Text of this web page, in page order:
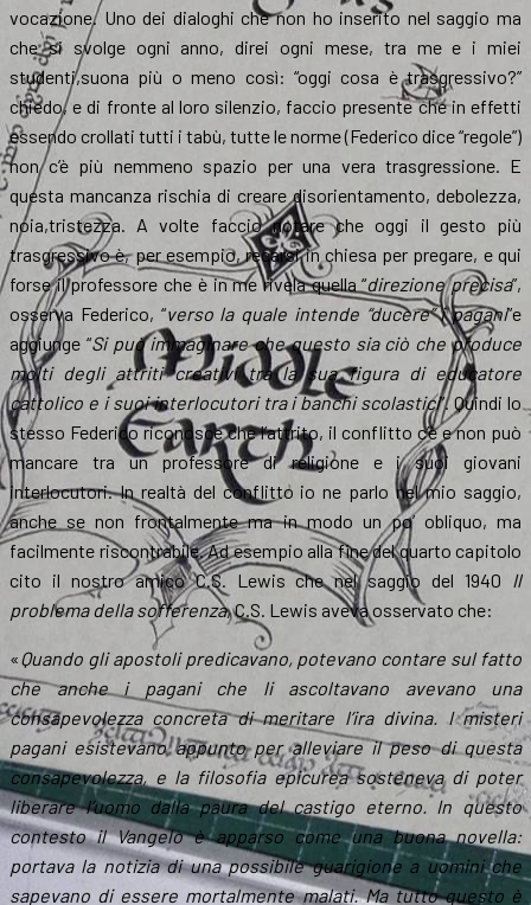
vocazione. Uno dei dialoghi che non ho inserito nel saggio ma
che si svolge ogni anno, direi ogni mese, tra me e i miei
studenti,suona più o meno così: “oggi cosa è trasgressivo?”
chiedo, e di fronte al loro silenzio, faccio presente che in effetti
essendo crollati tutti i tabù, tutte le norme (Federico dice “regole”)
non c’è più nemmeno spazio per una vera trasgressione. E
questa mancanza rischia di creare disorientamento, debolezza,
noia,tristezza. A volte faccio notare che oggi il gesto più
trasgressivo è, per esempio, recarsi in chiesa per pregare, e qui
forse il professore che è in me rivela quella “direzione precisa”,
osserva Federico, “verso la quale intende “ducere” i pagani”e
aggiunge “Si può immaginare che questo sia ciò che produce
molti degli attriti creativi tra la sua figura di educatore
cattolico e i suoi interlocutori tra i banchi scolastici”. Quindi lo
stesso Federico riconosce che l’attrito, il conflitto c’è e non può
mancare tra un professore di religione e i suoi giovani
interlocutori. In realtà del conflitto io ne parlo nel mio saggio,
anche se non frontalmente ma in modo un po’ obliquo, ma
facilmente riscontrabile. Ad esempio alla fine del quarto capitolo
cito il nostro amico C.S. Lewis che nel saggio del 1940
Il
problema della sofferenza, C.S. Lewis aveva osservato che:
«Quando gli apostoli predicavano, potevano contare sul fatto
che anche i pagani che li ascoltavano avevano una
consapevolezza concreta di meritare l’ira divina. I misteri
pagani esistevano appunto per alleviare il peso di questa
consapevolezza, e la filosofia epicurea sosteneva di poter
liberare l’uomo dalla paura del castigo eterno. In questo
contesto il Vangelo è apparso come una buona novella:
portava la notizia di una possibile guarigione a uomini che
sapevano di essere mortalmente malati. Ma tutto questo è